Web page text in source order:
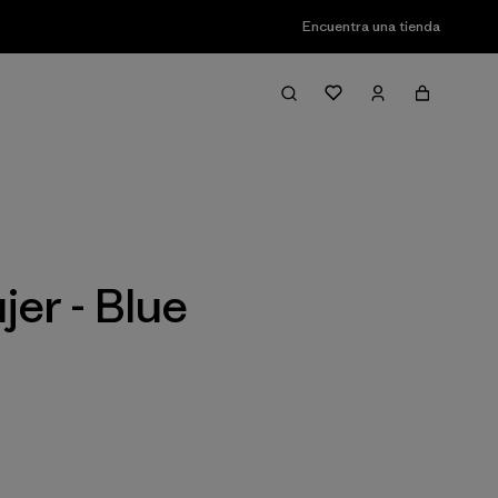
Encuentra una tienda
Filter & Sort
- Blue